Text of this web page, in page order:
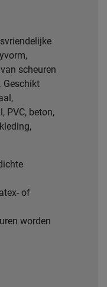
scheuren
Geschikt
PVC, beton,
of
worden